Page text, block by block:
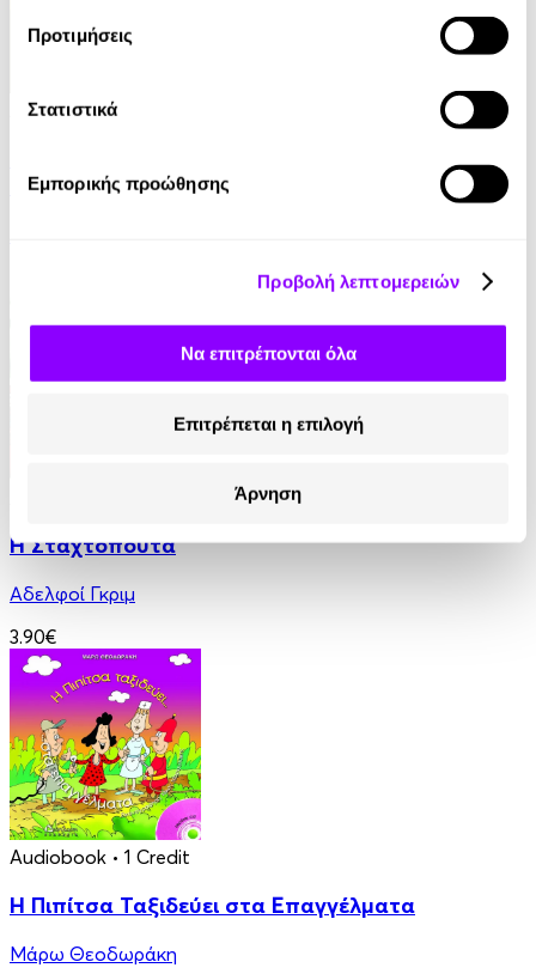
Προτιμήσεις
Στατιστικά
Εμπορικής προώθησης
Προβολή λεπτομερειών
Να επιτρέπονται όλα
Επιτρέπεται η επιλογή
Άρνηση
Audiobook • 1 Credit
Ταξίδια στη Μυθολογία - Κατορθώματα και
Θαύματα
Η Σταχτοπούτα
Αδελφοί Γκριμ
3.90€
Audiobook • 1 Credit
Η Πιπίτσα Ταξιδεύει στα Επαγγέλματα
Μάρω Θεοδωράκη